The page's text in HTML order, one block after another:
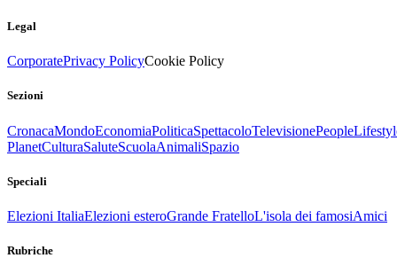
Legal
CorporatePrivacy PolicyCookie Policy
Sezioni
CronacaMondoEconomiaPoliticaSpettacoloTelevisionePeople
PlanetCulturaSaluteScuolaAnimaliSpazio
Speciali
Elezioni ItaliaElezioni esteroGrande FratelloL'isola dei famosiAmici
Rubriche